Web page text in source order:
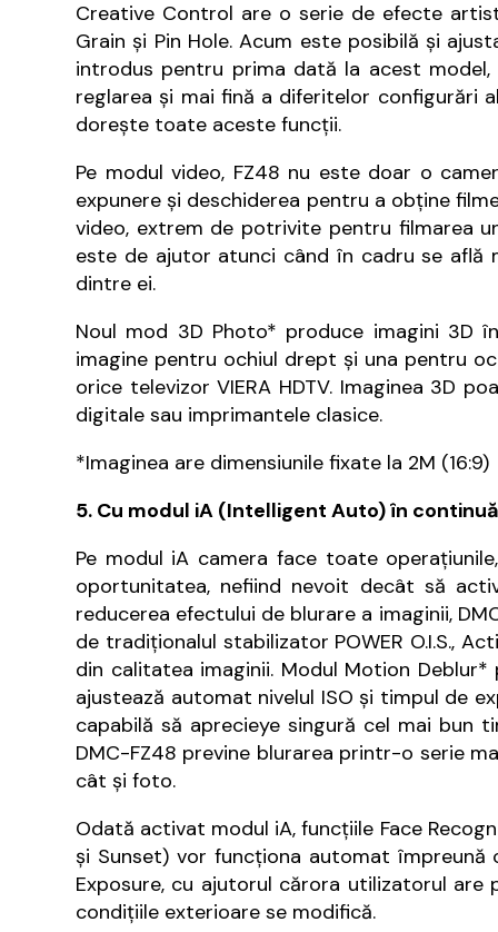
Creative Control are o serie de efecte
Grain şi Pin Hole. Acum este posibilă şi
introdus pentru prima dată la acest model,
reglarea şi mai fină a diferitelor configurări
dorește toate aceste funcții.
Pe modul video, FZ48 nu este doar o
expunere și deschiderea pentru a obține
video, extrem de potrivite pentru filmarea
este de ajutor atunci când în cadru se
dintre ei.
Noul mod 3D Photo* produce imagini 3D
imagine pentru ochiul drept și una pentru
orice televizor VIERA HDTV. Imaginea 3D
digitale sau imprimantele clasice.
*Imaginea are dimensiunile fixate la 2M (16:9)
5. Cu modul iA (Intelligent Auto) în
Pe modul iA camera face toate
oportunitatea, nefiind nevoit decât să
reducerea efectului de blurare a imaginii,
de tradiționalul stabilizator POWER O.I.S.,
din calitatea imaginii. Modul Motion
ajustează automat nivelul ISO și timpul de
capabilă să aprecieye singură cel mai bun
DMC-FZ48 previne blurarea printr-o serie
cât și foto.
Odată activat modul iA, funcțiile Face
și Sunset) vor funcționa automat
Exposure, cu ajutorul cărora utilizatorul
condițiile exterioare se modifică.